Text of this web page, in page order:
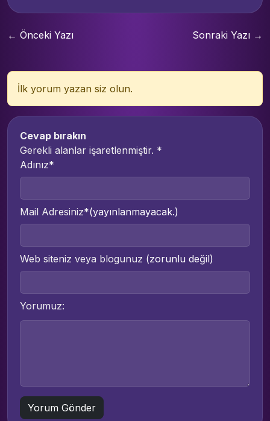
← Önceki Yazı Sonraki Yazı →
İlk yorum yazan siz olun.
Cevap bırakın
Gerekli alanlar işaretlenmiştir. *
Adınız*
Mail Adresiniz*(yayınlanmayacak.)
Web siteniz veya blogunuz (zorunlu değil)
Yorumuz: